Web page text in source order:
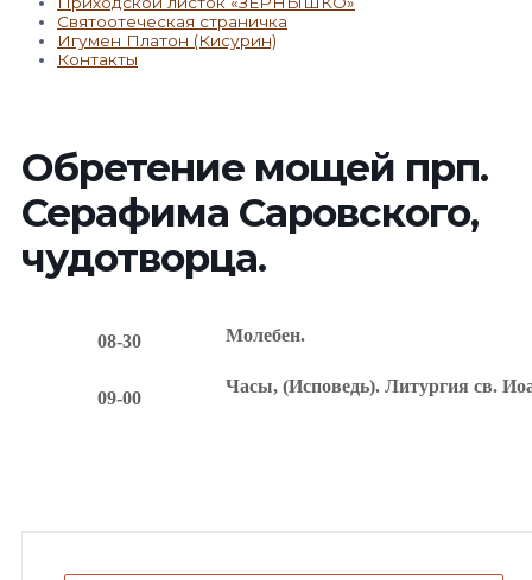
Святоотеческая страничка
Игумен Платон (Кисурин)
Контакты
Обретение мощей прп.
Серафима Саровского,
чудотворца.
08-30
09-00
Молебен.
Часы, (Исповедь). Литургия св.